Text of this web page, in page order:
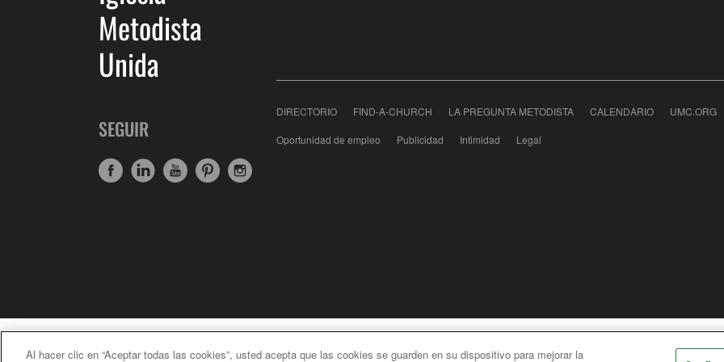
Metodista
Unida
SEGUIR
DIRECTORIO FIND-A-CHURCH LA PREGUNTA METODISTA CALENDARIO UMC.ORG
Oportunidad de empleo Publicidad Intimidad Legal
United Methodist Communications is an agency of The United
Al hacer clic en “Aceptar todas las cookies”, usted acepta que las cookies se guarden en su dispositivo para mejorar la